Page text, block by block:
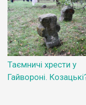
Таємничі хрести у
Гайвороні.